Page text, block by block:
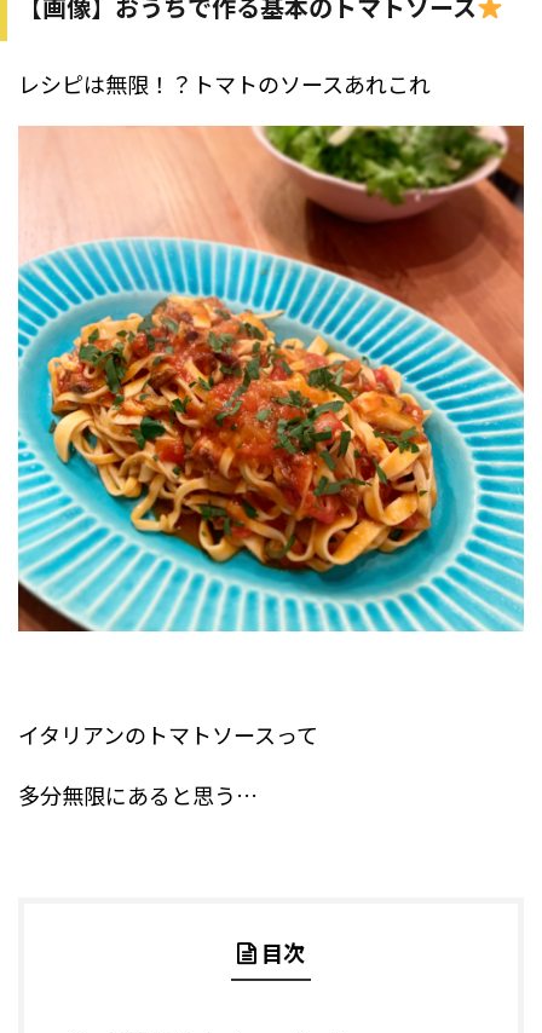
レシピは無限！？トマトのソースあれこれ
イタリアンのトマトソースって
多分無限にあると思う…
目次